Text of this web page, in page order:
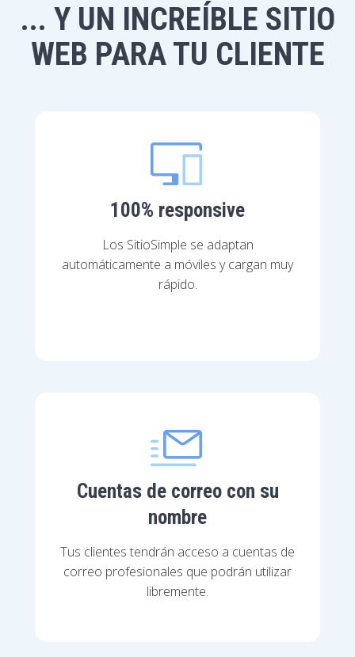
... Y UN INCREÍBLE SITIO
WEB PARA TU CLIENTE
100% responsive
Los SitioSimple se adaptan
automáticamente a móviles y cargan muy
rápido.
Cuentas de correo con su
nombre
Tus clientes tendrán acceso a cuentas de
correo profesionales que podrán utilizar
libremente.